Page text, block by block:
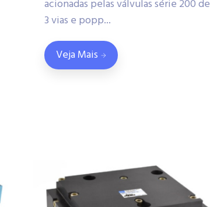
acionadas pelas válvulas série 200 de
3 vias e popp...
Veja Mais